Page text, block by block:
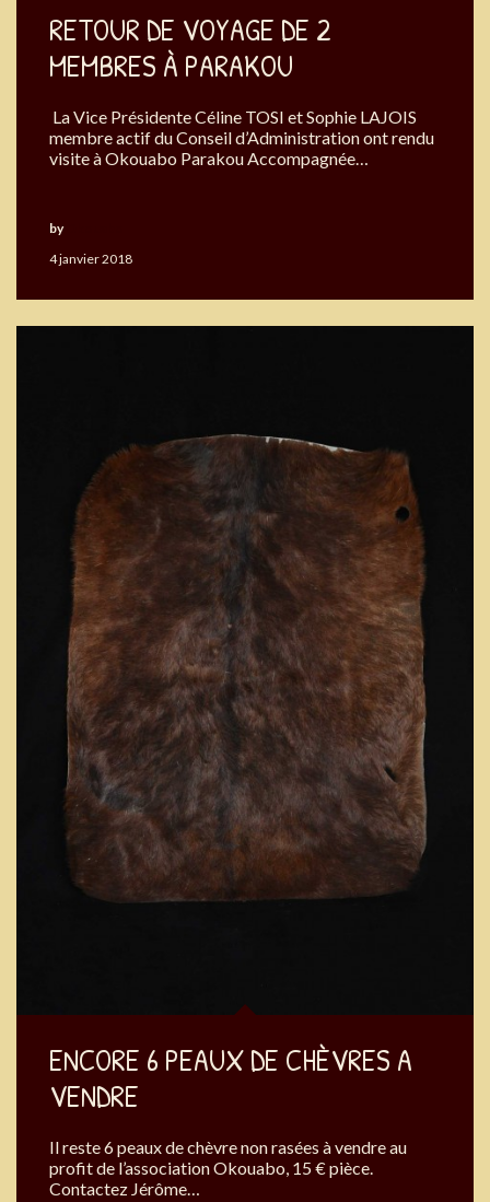
RETOUR DE VOYAGE DE 2
MEMBRES À PARAKOU
La Vice Présidente Céline TOSI et Sophie LAJOIS
membre actif du Conseil d’Administration ont rendu
visite à Okouabo Parakou Accompagnée…
4 janvier 2018
by
ENCORE 6 PEAUX DE CHÈVRES A
VENDRE
Il reste 6 peaux de chèvre non rasées à vendre au
profit de l’association Okouabo, 15 € pièce.
Contactez Jérôme…